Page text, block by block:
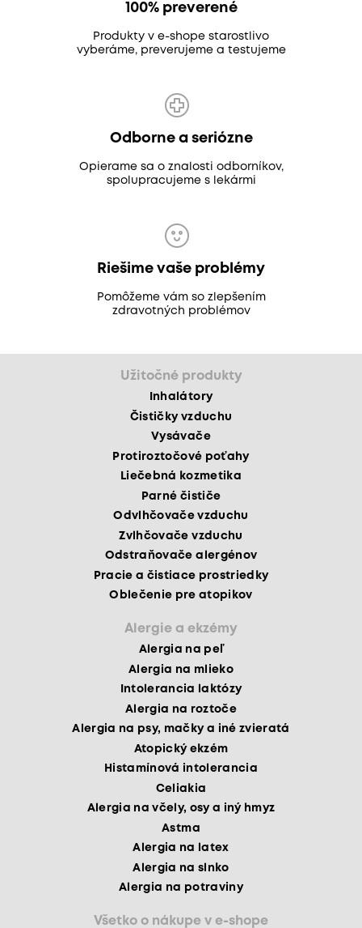
100% preverené
Produkty v e-shope starostlivo
vyberáme, preverujeme a testujeme
Odborne a seriózne
Opierame sa o znalosti odborníkov,
spolupracujeme s lekármi
Riešime vaše problémy
Pomôžeme vám so zlepšením
zdravotných problémov
Užitočné produkty
Inhalátory
Čističky vzduchu
Vysávače
Protiroztočové poťahy
Liečebná kozmetika
Parné čističe
Odvlhčovače vzduchu
Zvlhčovače vzduchu
Odstraňovače alergénov
Pracie a čistiace prostriedky
Oblečenie pre atopikov
Alergie a ekzémy
Alergia na peľ
Alergia na mlieko
Intolerancia laktózy
Alergia na roztoče
Alergia na psy, mačky a iné zvieratá
Atopický ekzém
Histamínová intolerancia
Celiakia
Alergia na včely, osy a iný hmyz
Astma
Alergia na latex
Alergia na slnko
Alergia na potraviny
Všetko o nákupe v e-shope